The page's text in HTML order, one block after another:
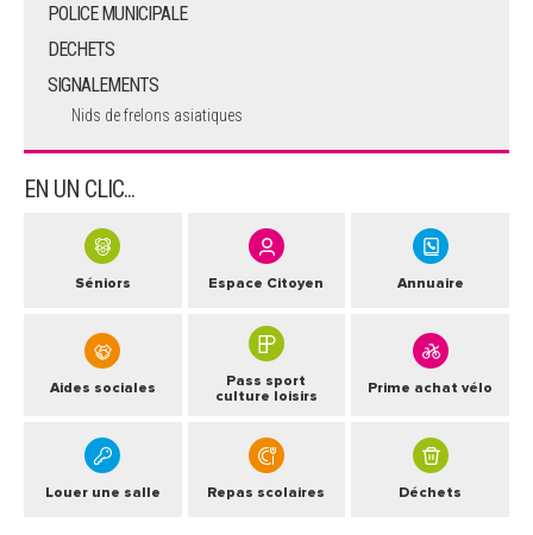
POLICE MUNICIPALE
DECHETS
SIGNALEMENTS
Nids de frelons asiatiques
EN UN CLIC...
Séniors Espace Citoyen Annuaire
Aides sociales
Pass sport
culture loisirs
Prime achat vélo
Louer une salle Repas scolaires Déchets